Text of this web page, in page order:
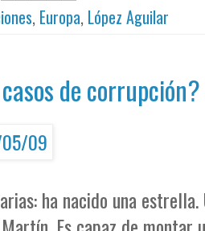
, Europa, López Aguilar
de corrupción?
ha nacido una